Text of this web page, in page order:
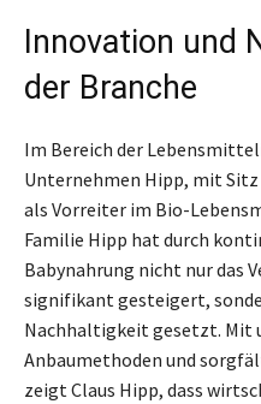
Innovation und
der Branche
Im Bereich der
Unternehmen Hipp, mit
als Vorreiter im Bio-
Familie Hipp hat durch
Babynahrung nicht nur das
signifikant gesteigert,
Nachhaltigkeit gesetzt. Mit
Anbaumethoden und
zeigt Claus Hipp, dass